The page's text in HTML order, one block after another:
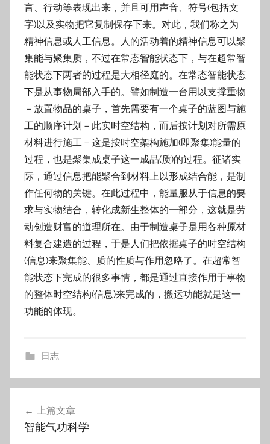
言、行动等表现出来，并且可用声音、符号(包括文
字)以及实物把它复制保存下来。对此，我们称之为
精神信息或人工信息。人的活动着的精神信息可以聚
集能与聚集质，不过在常态智能状态下，与在超常智
能状态下两者的过程是大相径庭的。在常态智能状态
下是从事物局部入手的。譬如制造一台用以支撑重物
－放置物品的桌子，首先需要有一个桌子的蓝图与施
工的顺序计划－此实时空结构，而后按计划对所需原
材料进行施工－这是按时空架构施加(即聚集)能量的
过程，也是聚集成桌子这一成品(质)的过程。征诸实
际，通过信息把能聚合到材料上以形成结合能，是制
作任何物的关键。在此过程中，能量服从于信息的要
求与实物结合，转化成新生整体的一部分，这就是劳
动创造财富的道理所在。由于制造桌子是用各种原材
料复合建造的过程，于是人们把依据桌子的时空结构
(信息)来聚集能、质的性质与作用忽略了。在超常智
能状态下完成的很多事情，都是通过直接作用于事物
的整体时空结构(信息)来完成的，搬运功能就是这一
功能的体现。
日志
上篇文章
智能气功科学